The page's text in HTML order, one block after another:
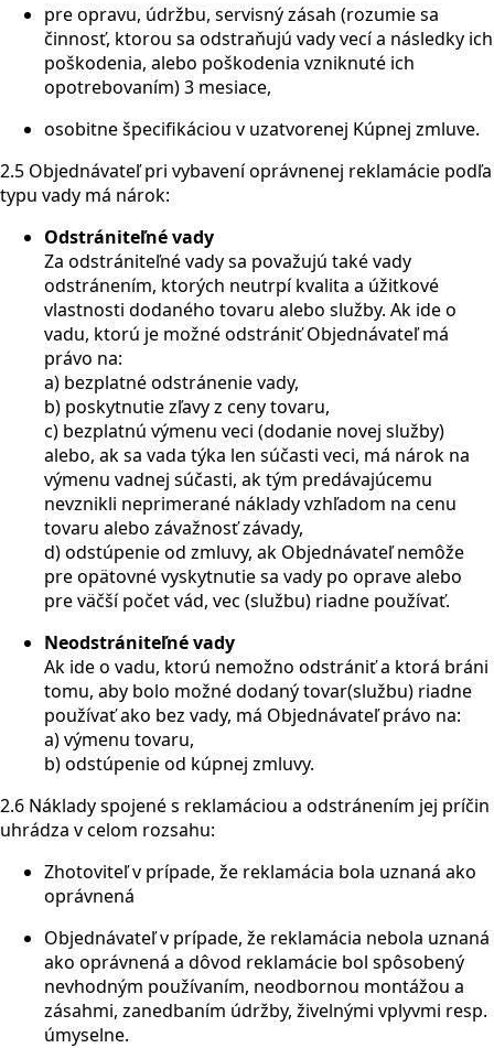
pre opravu, údržbu, servisný zásah (rozumie sa
činnosť, ktorou sa odstraňujú vady vecí a následky ich
poškodenia, alebo poškodenia vzniknuté ich
opotrebovaním) 3 mesiace,
osobitne špecifikáciou v uzatvorenej Kúpnej zmluve.
2.5 Objednávateľ pri vybavení oprávnenej reklamácie podľa
typu vady má nárok:
Odstrániteľné vady
Za odstrániteľné vady sa považujú také vady
odstránením, ktorých neutrpí kvalita a úžitkové
vlastnosti dodaného tovaru alebo služby. Ak ide o
vadu, ktorú je možné odstrániť Objednávateľ má
právo na:
a) bezplatné odstránenie vady,
b) poskytnutie zľavy z ceny tovaru,
c) bezplatnú výmenu veci (dodanie novej služby)
alebo, ak sa vada týka len súčasti veci, má nárok na
výmenu vadnej súčasti, ak tým predávajúcemu
nevznikli neprimerané náklady vzhľadom na cenu
tovaru alebo závažnosť závady,
d) odstúpenie od zmluvy, ak Objednávateľ nemôže
pre opätovné vyskytnutie sa vady po oprave alebo
pre väčší počet vád, vec (službu) riadne používať.
Neodstrániteľné vady
Ak ide o vadu, ktorú nemožno odstrániť a ktorá bráni
tomu, aby bolo možné dodaný tovar(službu) riadne
používať ako bez vady, má Objednávateľ právo na:
a) výmenu tovaru,
b) odstúpenie od kúpnej zmluvy.
2.6 Náklady spojené s reklamáciou a odstránením jej príčin
uhrádza v celom rozsahu:
Zhotoviteľ v prípade, že reklamácia bola uznaná ako
oprávnená
Objednávateľ v prípade, že reklamácia nebola uznaná
ako oprávnená a dôvod reklamácie bol spôsobený
nevhodným používaním, neodbornou montážou a
zásahmi, zanedbaním údržby, živelnými vplyvmi resp.
úmyselne.